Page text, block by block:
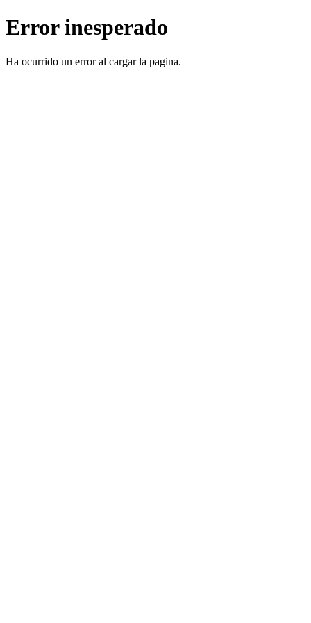
Error inesperado
Ha ocurrido un error al cargar la pagina.